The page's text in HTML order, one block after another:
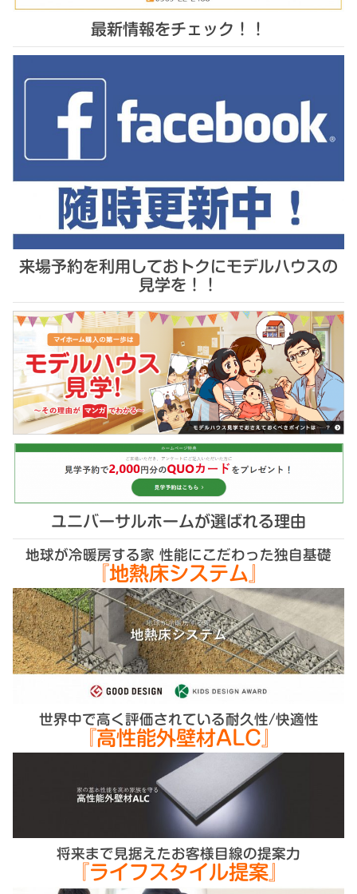
最新情報をチェック！！
来場予約を利用しておトクにモデルハウスの
見学を！！
ユニバーサルホームが選ばれる理由
地球が冷暖房する家 性能にこだわった独自基礎
『地熱床システム』
世界中で高く評価されている耐久性/快適性
『高性能外壁材ALC』
将来まで見据えたお客様目線の提案力
『ライフスタイル提案』